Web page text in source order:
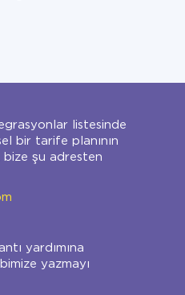
listesinde
bir tarife planının
bize şu adresten
yardımına
yazmayı